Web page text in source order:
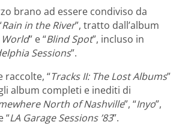
brano ad essere condiviso da
Rain in the River”, tratto dall’album
” e “Blind Spot”, incluso in
Sessions”.
raccolte, “Tracks II: The Lost Albums”
album completi e inediti di
North of Nashville”, “Inyo”,
“LA Garage Sessions ’83”.